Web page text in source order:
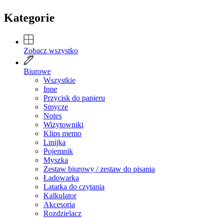
Kategorie
Zobacz wszystko
Biurowe
Wszystkie
Inne
Przycisk do papieru
Smycze
Notes
Wizytowniki
Klips memo
Linijka
Pojemnik
Myszka
Zestaw biurowy / zestaw do pisania
Ładowarka
Latarka do czytania
Kalkulator
Akcesoria
Rozdzielacz